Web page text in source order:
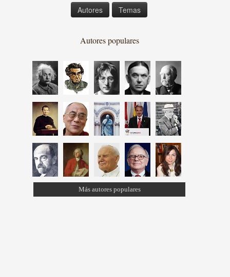
Autores Temas
Autores populares
Más autores populares